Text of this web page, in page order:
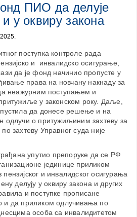
ПИО да делује
у оквиру закона
поступка контроле рада
и инвалидско осигурање,
да је фонд начинио пропусте у
права на новчану накнаду за
неажурним поступањем и
у законском року. Даље,
да донесе решење и на
одлучи о притужиљиним захтеву за
захтеву Управног суда није
упутио препоруке да се РФ
јединице приликом
и инвалидског осигурања
делују у оквиру закона и других
и поступке прописане
и да приликом одлучивања по
особа са инвалидитетом